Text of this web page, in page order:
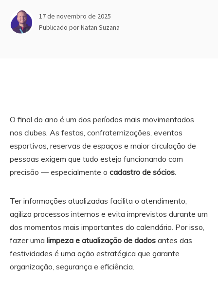
17 de novembro de 2025
Publicado porNatan Suzana
O final do ano é um dos períodos mais movimentados
nos clubes. As festas, confraternizações, eventos
esportivos, reservas de espaços e maior circulação de
pessoas exigem que tudo esteja funcionando com
precisão — especialmente o cadastro de sócios.
Ter informações atualizadas facilita o atendimento,
agiliza processos internos e evita imprevistos durante um
dos momentos mais importantes do calendário. Por isso,
fazer uma limpeza e atualização de dados antes das
festividades é uma ação estratégica que garante
organização, segurança e eficiência.